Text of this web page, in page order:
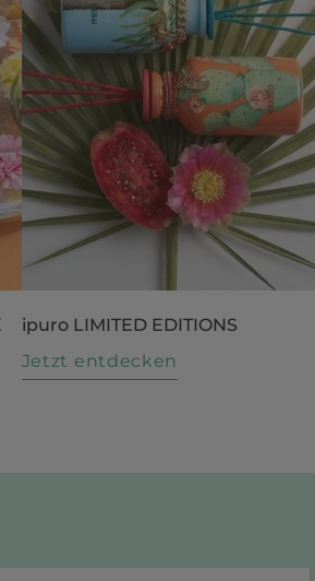
ipuro LIMITED EDITIONS
Jetzt entdecken